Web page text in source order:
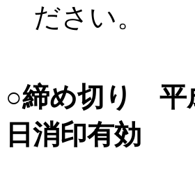
ださい。
○締め切り
日消印有効